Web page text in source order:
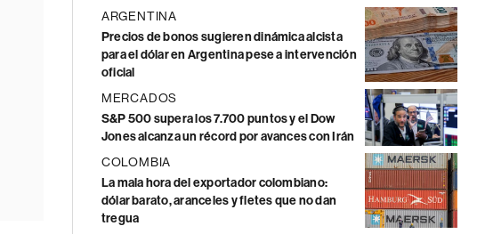
ARGENTINA
Precios de bonos sugieren dinámica alcista
para el dólar en Argentina pese a intervención
oficial
MERCADOS
S&P 500 supera los 7.700 puntos y el Dow
Jones alcanza un récord por avances con Irán
COLOMBIA
La mala hora del exportador colombiano:
dólar barato, aranceles y fletes que no dan
tregua